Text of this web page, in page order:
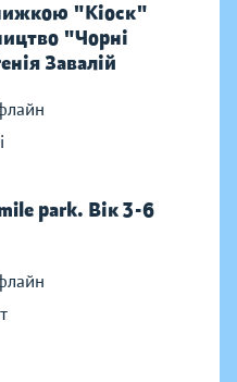
"Кіоск"
"Чорні
Завалій
park. Вік 3-6